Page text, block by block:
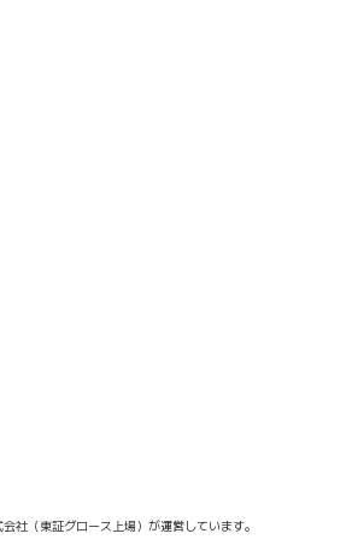
社（東証グロース上場）が運営しています。